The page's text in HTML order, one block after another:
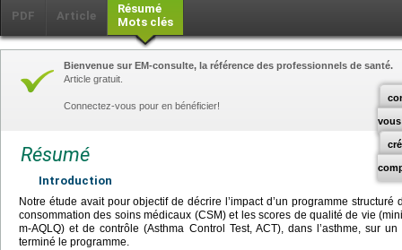
PDF Article
Résumé
Mots clés
vous
Bienvenue sur EM-consulte, la référence des professionnels de santé.
Article gratuit.
Connectez-vous pour en bénéficier!
Résumé
Introduction
Notre étude avait pour objectif de décrire l’impact d’un programme structuré
consommation des soins médicaux (CSM) et les scores de qualité de vie
m-AQLQ) et de contrôle (Asthma Control Test, ACT), dans l’asthme, sur
terminé le programme.